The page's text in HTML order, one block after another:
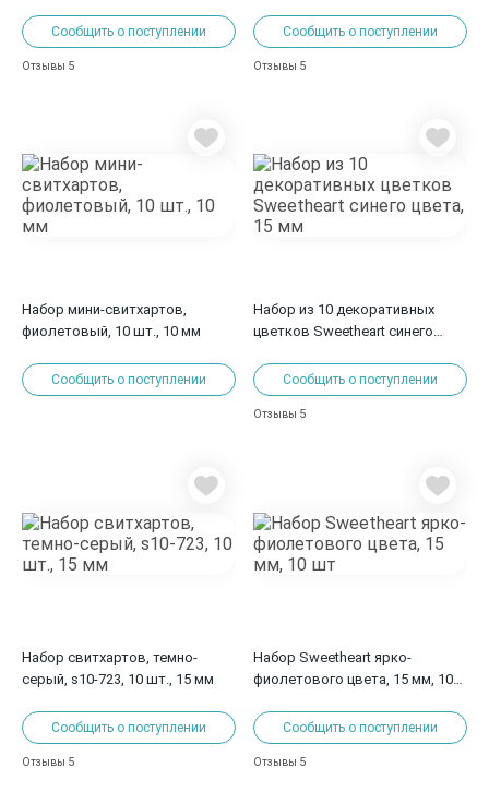
Сообщить о поступлении
Отзывы 5
Сообщить о поступлении
Отзывы 5
Набор мини-свитхартов,
фиолетовый, 10 шт., 10 мм
Сообщить о поступлении
Набор из 10 декоративных
цветков Sweetheart синего
Сообщить о поступлении
Отзывы 5
Набор свитхартов, темно-
серый, s10-723, 10 шт., 15 мм
Сообщить о поступлении
Отзывы 5
Набор Sweetheart ярко-
фиолетового цвета, 15 мм, 10
Сообщить о поступлении
Отзывы 5